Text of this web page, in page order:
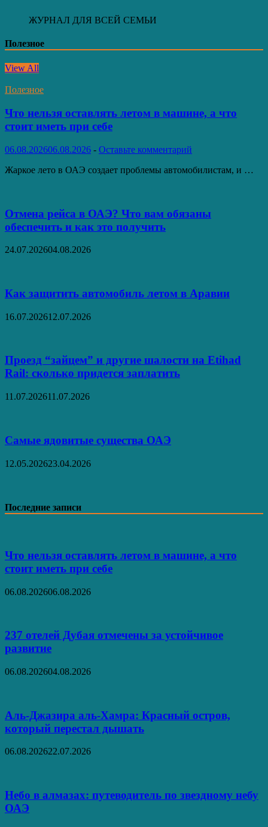
ЖУРНАЛ ДЛЯ ВСЕЙ СЕМЬИ
Полезное
View All
Полезное
Что нельзя оставлять летом в машине, а что
стоит иметь при себе
06.08.202606.08.2026 - Оставьте комментарий
Жаркое лето в ОАЭ создает проблемы автомобилистам, и …
Отмена рейса в ОАЭ? Что вам обязаны
обеспечить и как это получить
24.07.202604.08.2026
Как защитить автомобиль летом в Аравии
16.07.202612.07.2026
Проезд “зайцем” и другие шалости на Etihad
Rail: сколько придется заплатить
11.07.202611.07.2026
Самые ядовитые существа ОАЭ
12.05.202623.04.2026
Последние записи
Что нельзя оставлять летом в машине, а что
стоит иметь при себе
06.08.202606.08.2026
237 отелей Дубая отмечены за устойчивое
развитие
06.08.202604.08.2026
Аль‑Джазира аль‑Хамра: Красный остров,
который перестал дышать
06.08.202622.07.2026
Небо в алмазах: путеводитель по звездному небу
ОАЭ